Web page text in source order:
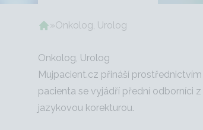
»Onkolog, Urolog
Onkolog, Urolog
Mujpacient.cz přináší
pacienta se vyjádří přední odborníci
jazykovou korekturou.